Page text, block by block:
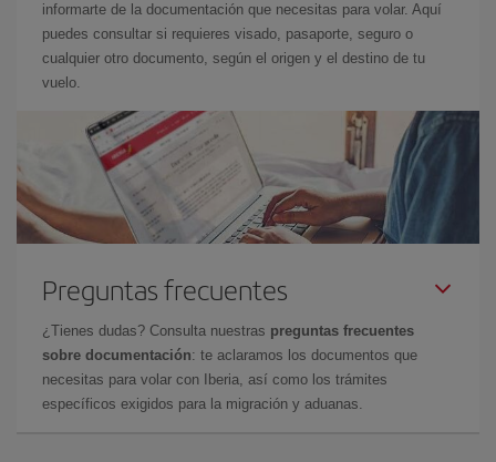
informarte de la documentación que necesitas para volar. Aquí
puedes consultar si requieres visado, pasaporte, seguro o
cualquier otro documento, según el origen y el destino de tu
vuelo.
Preguntas frecuentes
¿Tienes dudas? Consulta nuestras preguntas frecuentes
sobre documentación: te aclaramos los documentos que
necesitas para volar con Iberia, así como los trámites
específicos exigidos para la migración y aduanas.